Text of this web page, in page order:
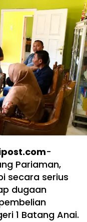
-
Pariaman,
secara serius
dugaan
1 Batang Anai.